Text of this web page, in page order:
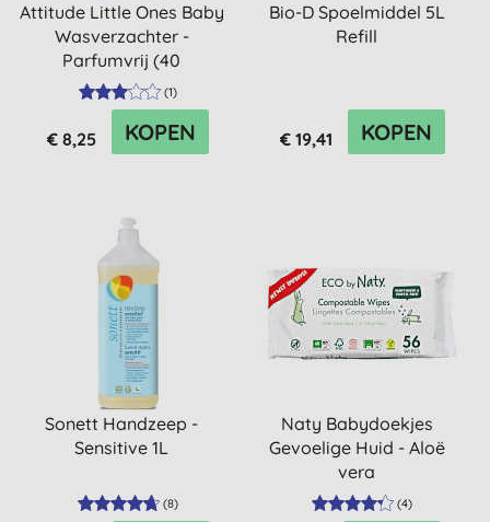
Attitude Little Ones Baby
Wasverzachter -
Parfumvrij (40
wasbeurten)
(1)
€ 8,25 KOPEN
Bio-D Spoelmiddel 5L
Refill
€ 19,41 KOPEN
Sonett Handzeep -
Sensitive 1L
(8)
Naty Babydoekjes
Gevoelige Huid - Aloë
vera
(4)